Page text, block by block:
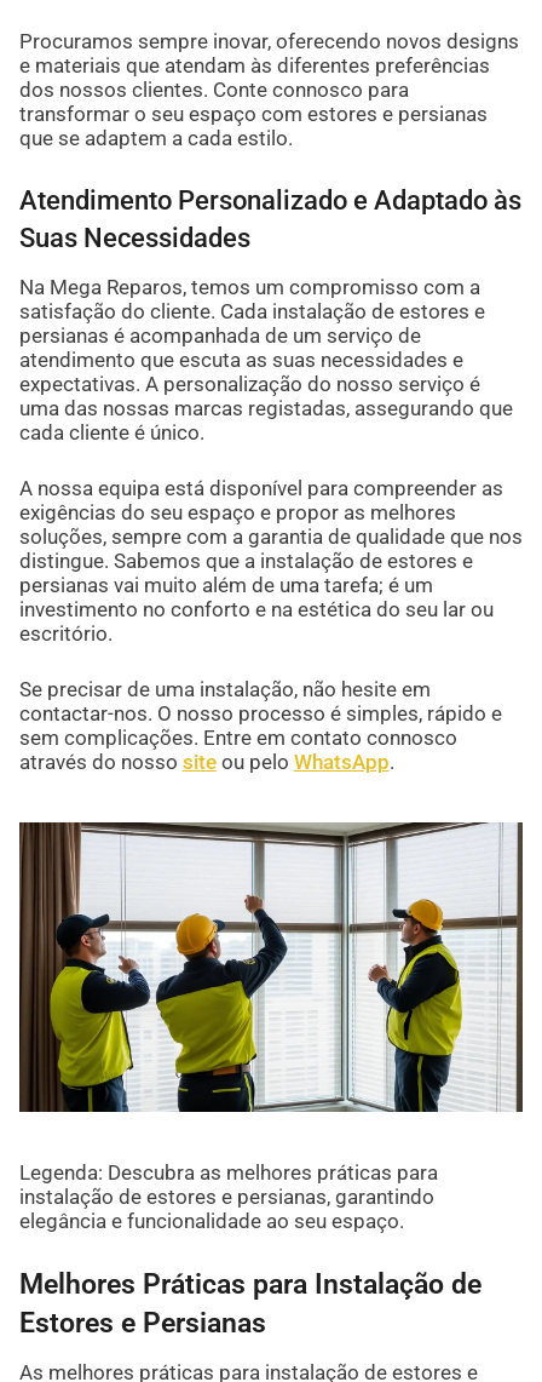
Procuramos sempre inovar, oferecendo novos designs
e materiais que atendam às diferentes preferências
dos nossos clientes. Conte connosco para
transformar o seu espaço com estores e persianas
que se adaptem a cada estilo.
Atendimento Personalizado e Adaptado às
Suas Necessidades
Na Mega Reparos, temos um compromisso com a
satisfação do cliente. Cada instalação de estores e
persianas é acompanhada de um serviço de
atendimento que escuta as suas necessidades e
expectativas. A personalização do nosso serviço é
uma das nossas marcas registadas, assegurando que
cada cliente é único.
A nossa equipa está disponível para compreender as
exigências do seu espaço e propor as melhores
soluções, sempre com a garantia de qualidade que nos
distingue. Sabemos que a instalação de estores e
persianas vai muito além de uma tarefa; é um
investimento no conforto e na estética do seu lar ou
escritório.
Se precisar de uma instalação, não hesite em
contactar-nos. O nosso processo é simples, rápido e
sem complicações. Entre em contato connosco
através do nosso siteou pelo WhatsApp.
Legenda: Descubra as melhores práticas para
instalação de estores e persianas, garantindo
elegância e funcionalidade ao seu espaço.
Melhores Práticas para Instalação de
Estores e Persianas
As melhores práticas para instalação de estores e